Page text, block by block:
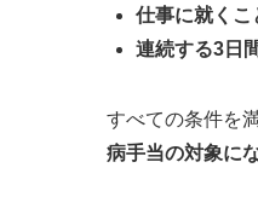
仕事に就くこ
連続する3日
すべての条件を
病手当の対象に